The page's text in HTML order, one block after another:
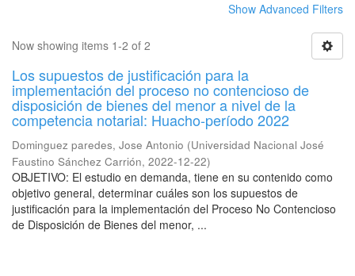
Show Advanced Filters
Now showing items 1-2 of 2
Los supuestos de justificación para la
implementación del proceso no contencioso de
disposición de bienes del menor a nivel de la
competencia notarial: Huacho-período 2022
Dominguez paredes, Jose Antonio (Universidad Nacional José
Faustino Sánchez Carrión, 2022-12-22)
OBJETIVO: El estudio en demanda, tiene en su contenido como
objetivo general, determinar cuáles son los supuestos de
justificación para la implementación del Proceso No Contencioso
de Disposición de Bienes del menor, ...